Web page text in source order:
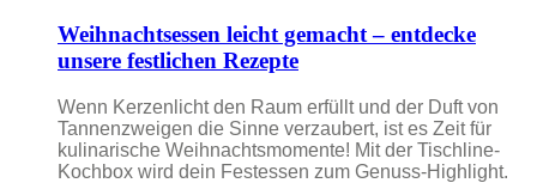
Weihnachtsessen leicht gemacht – entdecke
unsere festlichen Rezepte
Wenn Kerzenlicht den Raum erfüllt und der Duft von
Tannenzweigen die Sinne verzaubert, ist es Zeit für
kulinarische Weihnachtsmomente! Mit der Tischline-
Kochbox wird dein Festessen zum Genuss-Highlight.